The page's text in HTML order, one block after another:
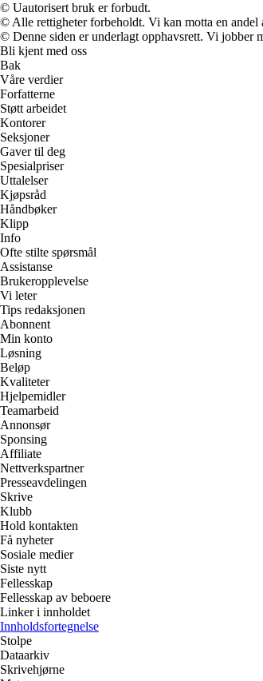
© Uautorisert bruk er forbudt.
© Alle rettigheter forbeholdt. Vi kan motta en andel
© Denne siden er underlagt opphavsrett. Vi jobber
Bli kjent med oss
Bak
Våre verdier
Forfatterne
Støtt arbeidet
Kontorer
Seksjoner
Gaver til deg
Spesialpriser
Uttalelser
Kjøpsråd
Håndbøker
Klipp
Info
Ofte stilte spørsmål
Assistanse
Brukeropplevelse
Vi leter
Tips redaksjonen
Abonnent
Min konto
Løsning
Beløp
Kvaliteter
Hjelpemidler
Teamarbeid
Annonsør
Sponsing
Affiliate
Nettverkspartner
Presseavdelingen
Skrive
Klubb
Hold kontakten
Få nyheter
Sosiale medier
Siste nytt
Fellesskap
Fellesskap av beboere
Linker i innholdet
Innholdsfortegnelse
Stolpe
Dataarkiv
Skrivehjørne